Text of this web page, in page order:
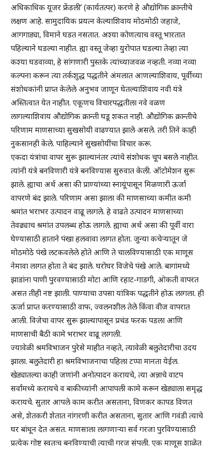
अधिकाधिक यूजर फ्रेंडली’ (कार्यतत्पर) करणे हे औद्योगिक क्रान्तीचे
लक्षण आहे. सामुदायिक प्रयत्न केल्याशिवाय मोठमोठी जहाजे,
आगगाड्या, विमाने घडत नसतात. अश्या कोणत्याच वस्तू भारतात
पहिल्याने घडल्या नाहीत. ह्या वस्तू जेव्हा युरोपात घडल्या तेव्हा त्या
कश्या घडवाव्या, हे सांगणारी पुस्तके त्यांच्याजवळ नव्हती. नव्या नव्या
कल्पना करून त्या तर्कशुद्ध पद्धतीने अंमलात आणल्याशिवाय, पूर्वीच्या
संशोधकांनी प्राप्त केलेले अनुभव जाणून घेतल्याशिवाय नवी यंत्रे
अस्तित्वात येत नाहीत. एकूणच विचारपद्धतीला नवे वळण
लागल्याशिवाय औद्योगिक क्रान्ती घडू शकत नाही. औद्योगिक क्रान्तीचे
परिणाम माणसाच्या सुखसोयी वाढण्यात झाले असले. तरी तिने काही
नुकसानही केले. पाहिल्याने सुखसोयींचा विचार करू.
एकदा यंत्रांचा वापर सुरू झाल्यानंतर त्यांचे संशोधक चूप बसले नाहीत.
त्यांनी यंत्रे बनविणारी यंत्रे बनविण्यास सुरुवात केली. ऑटोमेशन सुरू
झाले. ह्याचा अर्थ असा की प्राण्यांच्या स्नायूंपासून मिळणारी ऊर्जा
वापरणे बंद झाले. परिणाम असा झाला की माणसाच्या कमीत कमी
श्रमांत भराभर उत्पादन वाढू लागले. हे वाढते उत्पादन माणसाच्या
तेवढ्याच श्रमांत उपलब्ध होऊ लागले. ह्याचा अर्थ असा की पूर्वी वारा
घेण्यासाठी हाताने पंखा हलवावा लागत होता. जुन्या कचेऱ्यातून जे
मोठमोठे पंखे लटकवलेले होते आणि ते चालविण्यासाठी एक माणूस
नेमावा लागत होता ते बंद झाले. घरोघर विजेचे पंखे आले. बागांमध्ये
झाडांना पाणी पुरवण्यासाठी मोटा आणि रहाट-गाडगी, ओकती वापरत
असत तीही नष्ट झाली. पाण्याचा उपसा यांत्रिक पद्धतीने होऊ लागला. ही
ऊर्जा प्राप्त करण्यासाठी वाफ, ज्वलनशील तेले किंवा वीज वापरात
आली. विजेचा वापर सुरू झाल्यापासून प्रचंड फरक पडला आणि
माणसाची बैठी कामे भराभर वाढू लागली.
ज्यावेळी श्रमविभाजन पुरेसे माहीत नव्हते, त्यावेळी बलुतेदारीचा उदय
झाला. बलुतेदारी हा श्रमविभाजनाचा पहिला टप्पा मानता येईल.
खेड्यातल्या काही जणांनी अनोत्पादन करायचे, त्या अन्नाचे वाटप
सर्वांमध्ये करायचे व बाकीच्यांनी आपापली कामे करून खेड्याला समृद्ध
करायचे. सुतार आपले काम करीत असताना, विणकर कापड विणत
असे, शेतकरी शेतात नांगरणी करीत असताना, सुतार आणि गवंडी त्याचे
घर बांधून देत असत. माणसाला लागणाऱ्या सर्व गरजा पुरविण्यासाठी
प्रत्येक गोष्ट स्वतःच बनविण्याची त्याची गरज संपली. एक माणूस शाळेत